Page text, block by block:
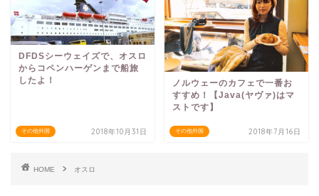
その他外国
DFDSシーウェイズで、オスロ
からコペンハーゲンまで船旅
したよ！
2018年10月31日 その他外国
ノルウェーのカフェで一番お
すすめ！【Java(ヤヴァ)はマ
ストです】
2018年7月16日
HOME オスロ